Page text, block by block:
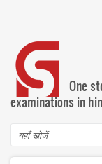
content
One
examinations in
Search